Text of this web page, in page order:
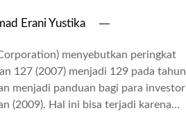
Erani Yustika
menyebutkan peringkat
127 (2007) menjadi 129 pada tahun
menjadi panduan bagi para investor
(2009). Hal ini bisa terjadi karena…